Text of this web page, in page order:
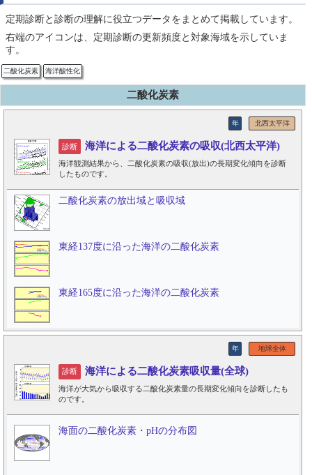
定期診断と診断の理解に役立つデータをまとめて掲載しています。
右端のアイコンは、定期診断の更新頻度と対象海域を示していま
す。
二酸化炭素 海洋酸性化
二酸化炭素
北西太平洋
年
診断 海洋による二酸化炭素の吸収(北西太平洋)
海洋観測結果から、二酸化炭素の吸収(放出)の長期変化傾向を診断
したものです。
二酸化炭素の放出域と吸収域
東経137度に沿った海洋の二酸化炭素
東経165度に沿った海洋の二酸化炭素
地球全体
年
診断 海洋による二酸化炭素吸収量(全球)
海洋が大気から吸収する二酸化炭素量の長期変化傾向を診断したも
のです。
海面の二酸化炭素・pHの分布図